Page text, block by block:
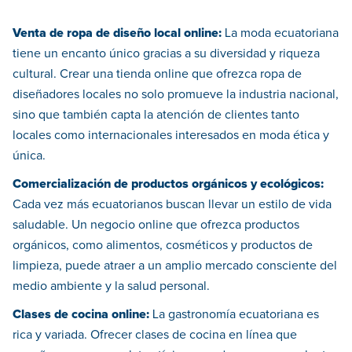
Venta de ropa de diseño local online: La moda ecuatoriana
tiene un encanto único gracias a su diversidad y riqueza
cultural. Crear una tienda online que ofrezca ropa de
diseñadores locales no solo promueve la industria nacional,
sino que también capta la atención de clientes tanto
locales como internacionales interesados en moda ética y
única.
Comercialización de productos orgánicos y ecológicos:
Cada vez más ecuatorianos buscan llevar un estilo de vida
saludable. Un negocio online que ofrezca productos
orgánicos, como alimentos, cosméticos y productos de
limpieza, puede atraer a un amplio mercado consciente del
medio ambiente y la salud personal.
Clases de cocina online: La gastronomía ecuatoriana es
rica y variada. Ofrecer clases de cocina en línea que